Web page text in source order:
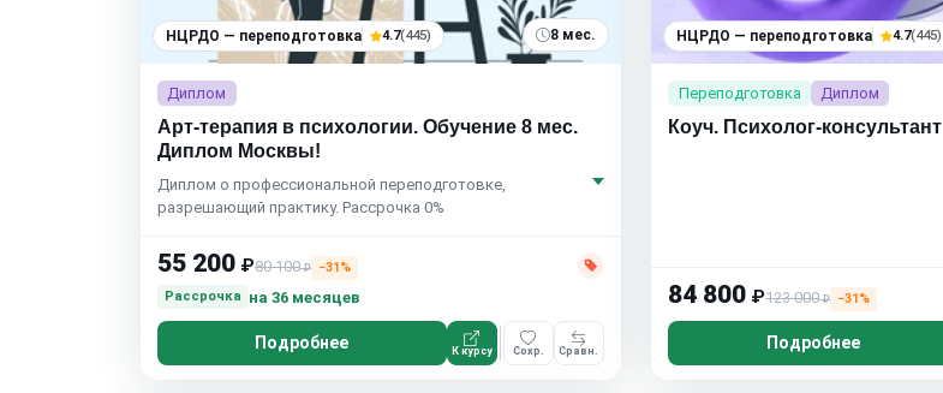
НЦРДО — переподготовка 4.7(445) 8 мес.
Диплом
Арт-терапия в психологии. Обучение 8 мес.
Диплом Москвы!
Диплом о профессиональной переподготовке,
разрешающий практику. Рассрочка 0%
55 200 ₽80 100₽
−31%
Рассрочка
на 36 месяцев
Подробнее К курсу Сохр. Сравн.
НЦРДО — переподготовка 4.7(445)
Переподготовка Диплом
Коуч. Психолог-консультант
84 800 ₽123 000₽ −31%
Подробнее